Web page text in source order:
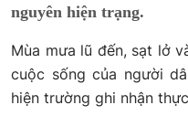
nguyên hiện trạng.
Mùa mưa lũ đến, sạt lở
cuộc sống của người
hiện trường ghi nhận